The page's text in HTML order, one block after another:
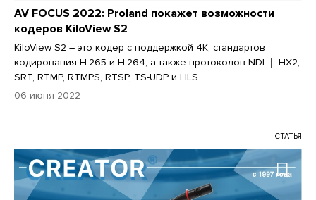
AV FOCUS 2022: Proland покажет возможности
кодеров KiloView S2
KiloView S2 – это кодер с поддержкой 4K, стандартов
кодирования H.265 и H.264, а также протоколов NDI ❘ HX2,
SRT, RTMP, RTMPS, RTSP, TS-UDP и HLS.
06 июня 2022
СТАТЬЯ